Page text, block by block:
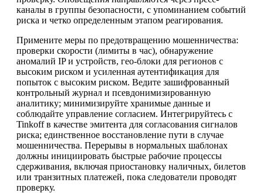
каналы в группы безопасности, с упоминанием событий
риска и четко определенным этапом реагирования.
Примените меры по предотвращению мошенничества:
проверки скорости (лимиты в час), обнаружение
аномалий IP и устройств, гео-блоки для регионов с
высоким риском и усиленная аутентификация для
попыток с высоким риском. Ведите зашифрованный
контрольный журнал и псевдонимизированную
аналитику; минимизируйте хранимые данные и
соблюдайте управление согласием. Интегрируйтесь с
Tinkoff в качестве эмитента для согласования сигналов
риска; единственное восстановление пути в случае
мошенничества. Перерывы в нормальных шаблонах
должны инициировать быстрые рабочие процессы
сдерживания, включая приостановку наличных, билетов
или транзитных платежей, пока следователи проводят
проверку.